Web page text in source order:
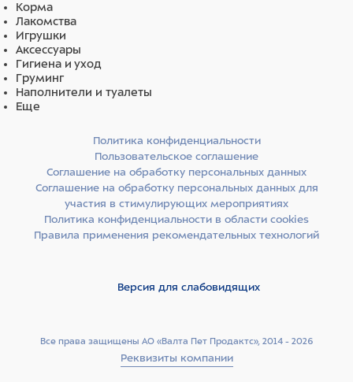
Корма
Лакомства
Игрушки
Аксессуары
Гигиена и уход
Груминг
Наполнители и туалеты
Еще
Все права защищены АО «Валта Пет Продактс», 2014 - 2026
Реквизиты компании
Политика конфиденциальности
Пользовательское соглашение
Соглашение на обработку персональных данных
Соглашение на обработку персональных данных для
участия в стимулирующих мероприятиях
Политика конфиденциальности в области cookies
Правила применения рекомендательных технологий
Версия для слабовидящих